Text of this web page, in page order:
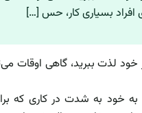
افراد بسیاری کار، حس […]
لذت ببرید، گاهی اوقات
به شدت در کاری که